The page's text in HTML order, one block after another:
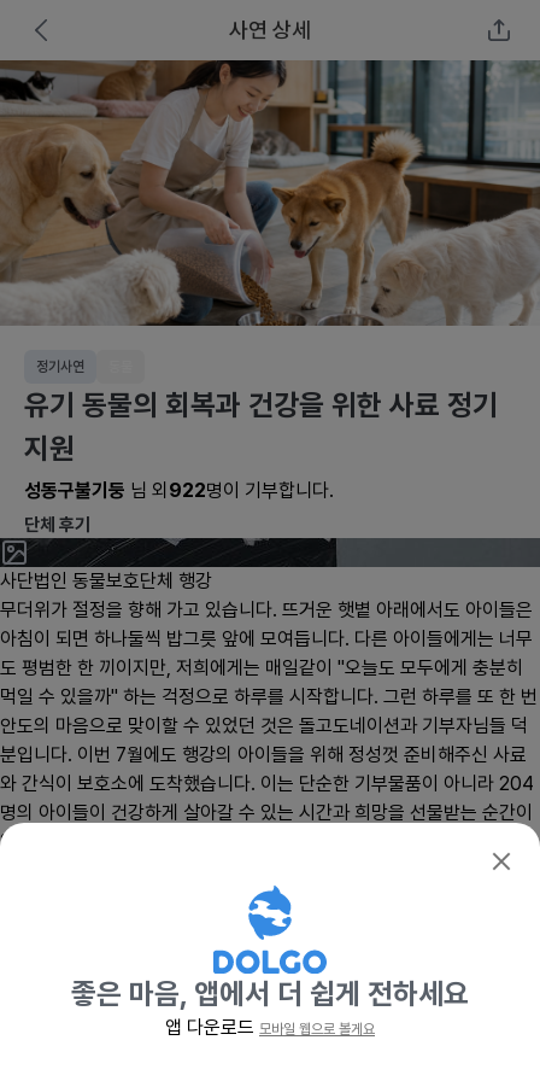
사연 상세
정기사연
유기 동물의 회복과 건강을 위한 사료 정기
지원
성동구불기둥 님 외 922명이 기부합니다.
단체 후기
사단법인 동물보호단체 행강
무더위가 절정을 향해 가고 있습니다. 뜨거운 햇볕 아래에서도 아이들은
아침이 되면 하나둘씩 밥그릇 앞에 모여듭니다. 다른 아이들에게는 너무
도 평범한 한 끼이지만, 저희에게는 매일같이 "오늘도 모두에게 충분히
먹일 수 있을까" 하는 걱정으로 하루를 시작합니다. 그런 하루를 또 한 번
안도의 마음으로 맞이할 수 있었던 것은 돌고도네이션과 기부자님들 덕
분입니다. 이번 7월에도 행강의 아이들을 위해 정성껏 준비해주신 사료
와 간식이 보호소에 도착했습니다. 이는 단순한 기부물품이 아니라 204
명의 아이들이 건강하게 살아갈 수 있는 시간과 희망을 선물받는 순간이
었습니다. 학대의 상처를 안고 구조된 아이들, 오랜 시간 개농장에 갇혀
지냈던 아이들, 사람에게 버려지고도 다시 사람을 믿으려는 아이들, 그리
고 나이가 들어 입양조차 쉽지 않은 노령견들까지, 행강에는 특히 노령견
이 많습니다. 더운 여름은 어린아이들보다 노령견들에게 훨씬 힘든 계절
입니다. 기력이 떨어지고 면역력이 약해지면 작은 질병도 큰 위험으로 이
어질 수 있으므로 충분한 영양 공급이 무엇보다 중요합니다. 그래서 이번
돌고도네이션의 기부는 단순한 사료가 아니라 아이들의 건강을 지켜주는
든든한 버팀목이 되고 있습니다. 사료를 맛있게 먹는 모습, 간식을 입에
기부하기
확인
좋은 마음, 앱에서 더 쉽게 전하세요
앱 다운로드 모바일 웹으로 볼게요